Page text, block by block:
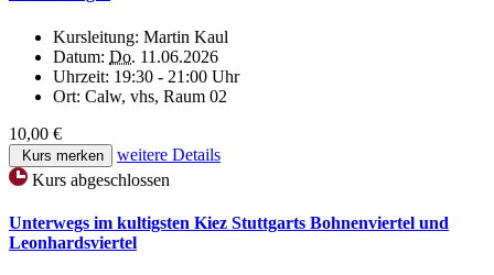
Kursleitung: Martin Kaul
Datum: Do. 11.06.2026
Uhrzeit: 19:30 - 21:00 Uhr
Ort: Calw, vhs, Raum 02
10,00 €
Kurs merken
weitere Details
Kurs abgeschlossen
Unterwegs im kultigsten Kiez Stuttgarts Bohnenviertel und
Leonhardsviertel